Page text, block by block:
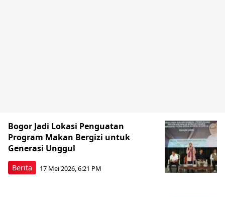
Berita
Bogor Jadi Lokasi Penguatan
Program Makan Bergizi untuk
Generasi Unggul
17 Mei 2026, 6:21 PM